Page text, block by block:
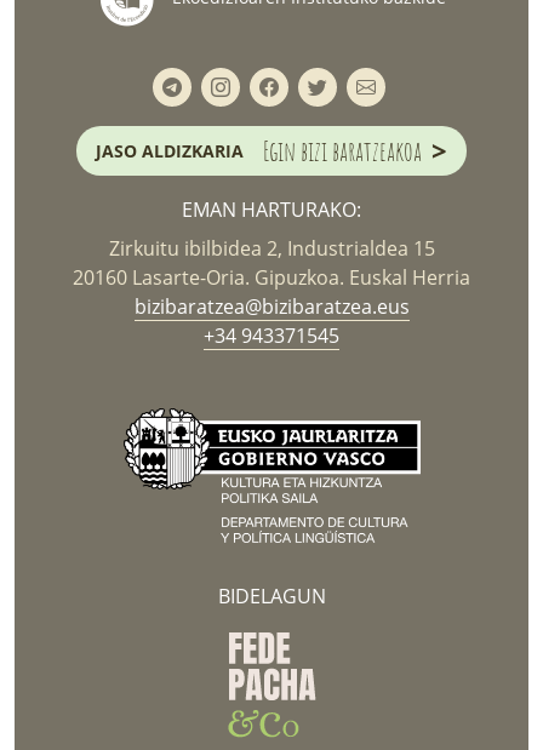
JASO ALDIZKARIA Egin bizi baratzeakoa >
EMAN HARTURAKO:
Zirkuitu ibilbidea 2, Industrialdea 15
20160 Lasarte-Oria. Gipuzkoa. Euskal Herria
bizibaratzea@bizibaratzea.eus
+34 943371545
BIDELAGUN